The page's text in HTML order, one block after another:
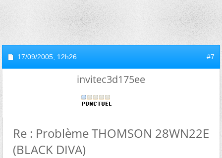
17/09/2005, 12h26 #7
invitec3d175ee
Re : Problème THOMSON 28WN22E
(BLACK DIVA)